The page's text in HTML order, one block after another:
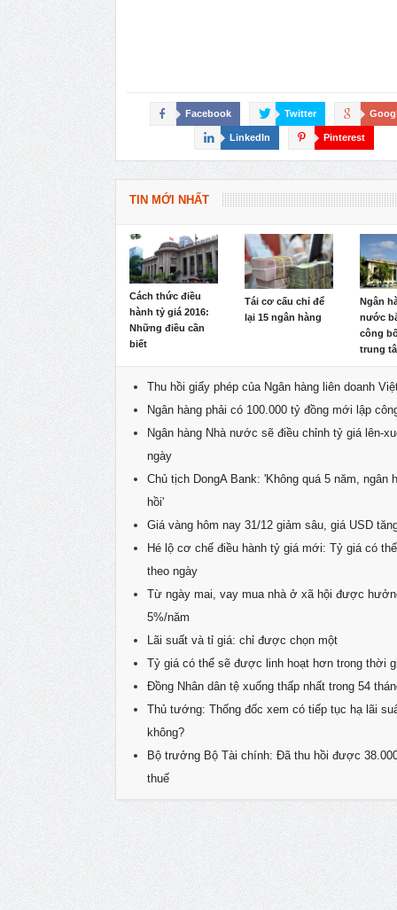
Facebook Twitter
LinkedIn Pinterest
TIN MỚI NHẤT
Cách thức điều
hành tỷ giá 2016:
Những điều cần
biết
Tái cơ cấu chỉ để
lại 15 ngân hàng
Ngân
nước
công
trung
Thu hồi giấy phép của Ngân hàng liên doanh
Ngân hàng phải có 100.000 tỷ đồng mới lập
Ngân hàng Nhà nước sẽ điều chỉnh tỷ giá lên-
ngày
Chủ tịch DongA Bank: 'Không quá 5 năm, ngân
hồi'
Giá vàng hôm nay 31/12 giảm sâu, giá USD
Hé lộ cơ chế điều hành tỷ giá mới: Tỷ giá có
theo ngày
Từ ngày mai, vay mua nhà ở xã hội được
5%/năm
Lãi suất và tỉ giá: chỉ được chọn một
Tỷ giá có thể sẽ được linh hoạt hơn trong thời
Đồng Nhân dân tệ xuống thấp nhất trong 54
Thủ tướng: Thống đốc xem có tiếp tục hạ lãi
không?
Bộ trưởng Bộ Tài chính: Đã thu hồi được
thuế